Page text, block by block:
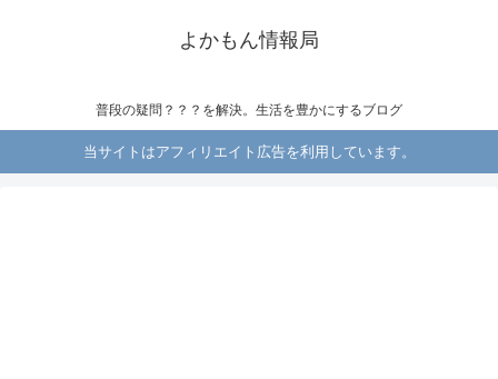
よかもん情報局
普段の疑問？？？を解決。生活を豊かにするブログ
当サイトはアフィリエイト広告を利用しています。